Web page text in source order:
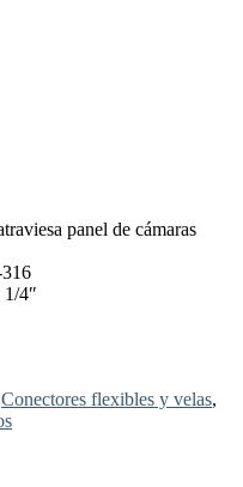
panel de cámaras
4″
Conectores flexibles y velas,